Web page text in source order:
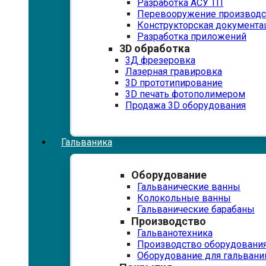
Разработка АСУ ТП
Перевооружение
Конструкторская
Разработка приложений
3D обработка
3Д фрезеровка
Лазерная гравировка
3D прототипирование
3D печать фотополимером
Продажа 3D оборудования
Гальваника
Оборудование
Гальванические ванны
Колокольные ванны
Гальванические барабаны
Производство
Гальванотехника
Производство
Оборудование для